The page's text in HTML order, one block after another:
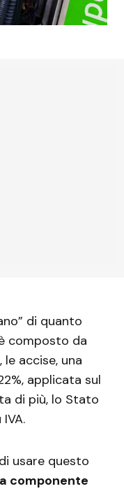
di quanto
composto da
accise, una
applicata sul
di più, lo Stato
usare questo
componente